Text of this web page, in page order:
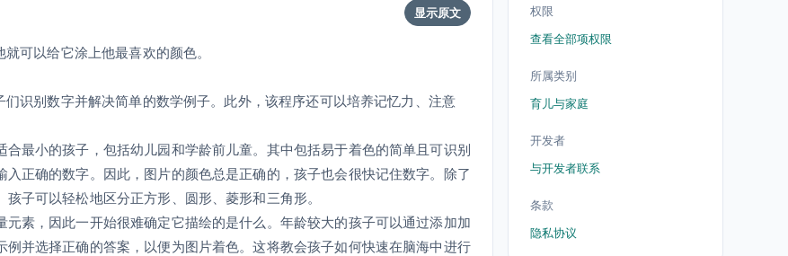
显示原文
可以给它涂上他最喜欢的颜色。
识别数字并解决简单的数学例子。此外，该程序还可以培养记忆力、注意
最小的孩子，包括幼儿园和学龄前儿童。其中包括易于着色的简单且可识别
正确的数字。因此，图片的颜色总是正确的，孩子也会很快记住数字。除了
子可以轻松地区分正方形、圆形、菱形和三角形。
素，因此一开始很难确定它描绘的是什么。年龄较大的孩子可以通过添加加
并选择正确的答案，以便为图片着色。这将教会孩子如何快速在脑海中进行
权限
查看全部项权限
所属类别
育儿与家庭
开发者
与开发者联系
条款
隐私协议